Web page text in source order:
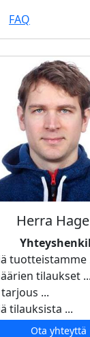
FAQ
Herra
tuotteistamme
tilaukset ...
...
tilauksista ...
Ota yhteyttä